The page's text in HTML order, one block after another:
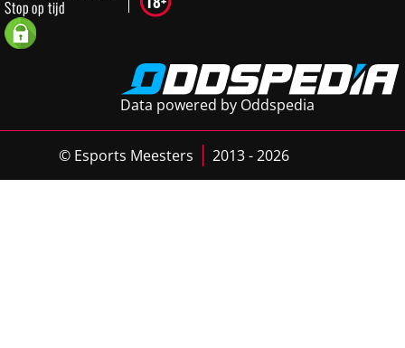
Data powered by Oddspedia
© Esports Meesters 2013 - 2026